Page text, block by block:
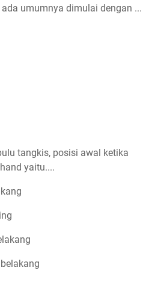
umumnya dimulai dengan ...
tangkis, posisi awal ketika
yaitu....